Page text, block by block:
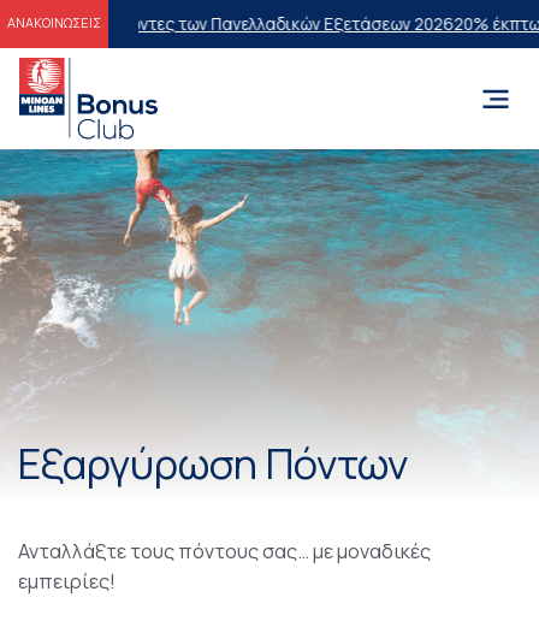
ΑΝΑΚΟΙΝΩΣΕΙΣ
Επιτυχόντες των Πανελλαδικών Εξετάσεων 202620% έκπτωση
Εξαργύρωση Πόντων
Ανταλλάξτε τους πόντους σας… με μοναδικές
εμπειρίες!